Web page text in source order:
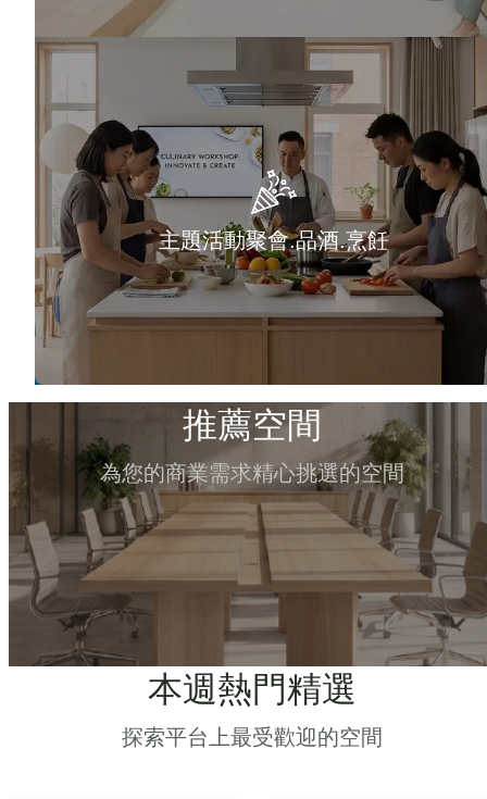
主題活動聚會.品酒.烹飪
推薦空間
為您的商業需求精心挑選的空間
本週熱門精選
探索平台上最受歡迎的空間